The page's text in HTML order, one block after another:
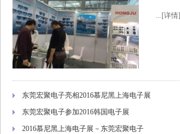
... [详情]
东莞宏聚电子亮相2016慕尼黑上海电子展
东莞宏聚电子参加2016韩国电子展
2016慕尼黑上海电子展－东莞宏聚电子